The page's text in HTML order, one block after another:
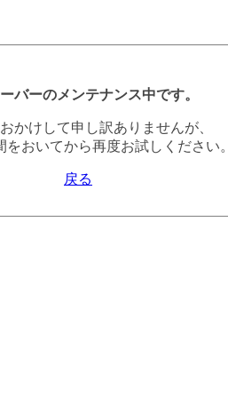
バーのメンテナンス中です。
かけして申し訳ありませんが、
をおいてから再度お試しください。
戻る